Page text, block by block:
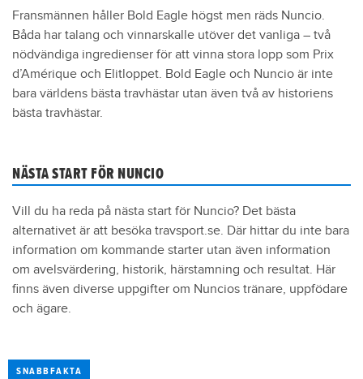
Fransmännen håller Bold Eagle högst men räds Nuncio.
Båda har talang och vinnarskalle utöver det vanliga – två
nödvändiga ingredienser för att vinna stora lopp som Prix
d’Amérique och Elitloppet. Bold Eagle och Nuncio är inte
bara världens bästa travhästar utan även två av historiens
bästa travhästar.
NÄSTA START FÖR NUNCIO
Vill du ha reda på nästa start för Nuncio? Det bästa
alternativet är att besöka travsport.se. Där hittar du inte bara
information om kommande starter utan även information
om avelsvärdering, historik, härstamning och resultat. Här
finns även diverse uppgifter om Nuncios tränare, uppfödare
och ägare.
SNABBFAKTA